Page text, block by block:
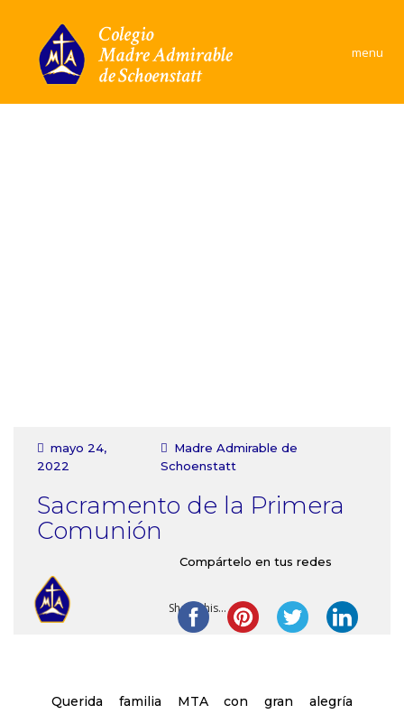
Contacto
menu
mayo 24,
2022
Madre Admirable de
Schoenstatt
Sacramento de la Primera
Comunión
Compártelo en tus redes
Share this...
Querida familia MTA con gran alegría